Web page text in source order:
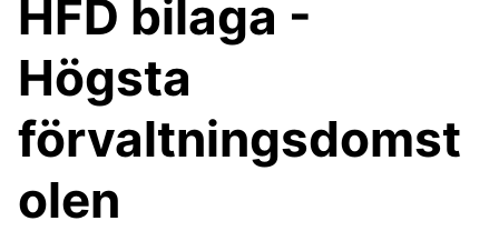
HFD bilaga -
Högsta
förvaltningsdomst
olen